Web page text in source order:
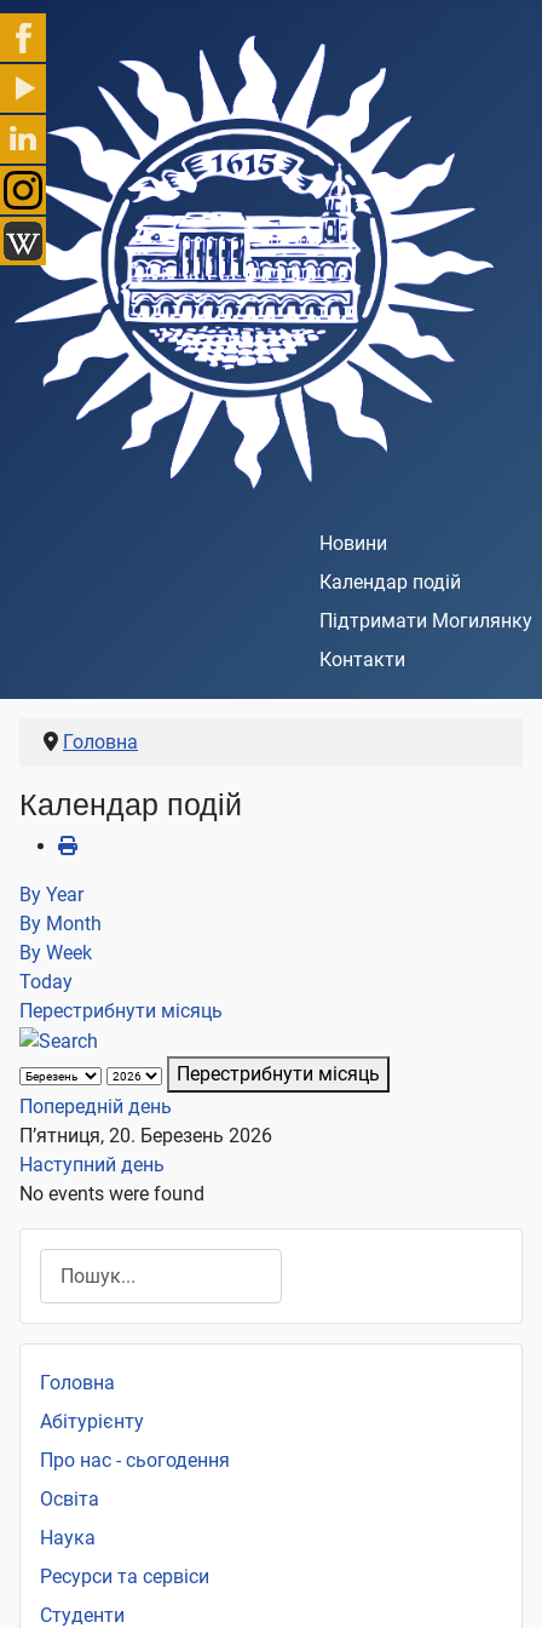
Новини
Календар подій
Підтримати Могилянку
Контакти
Головна
Календар подій
By Year
By Month
By Week
Today
Перестрибнути місяць
Перестрибнути місяць
Попередній день
П’ятниця, 20. Березень 2026
Наступний день
No events were found
Головна
Абітурієнту
Про нас - сьогодення
Освіта
Наука
Ресурси та сервіси
Студенти